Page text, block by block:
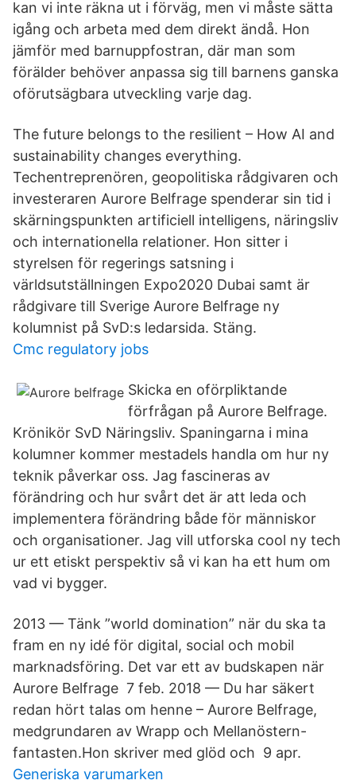
kan vi inte räkna ut i förväg, men vi måste sätta
igång och arbeta med dem direkt ändå. Hon
jämför med barnuppfostran, där man som
förälder behöver anpassa sig till barnens ganska
oförutsägbara utveckling varje dag.
The future belongs to the resilient – How AI and
sustainability changes everything.
Techentreprenören, geopolitiska rådgivaren och
investeraren Aurore Belfrage spenderar sin tid i
skärningspunkten artificiell intelligens, näringsliv
och internationella relationer. Hon sitter i
styrelsen för regerings satsning i
världsutställningen Expo2020 Dubai samt är
rådgivare till Sverige Aurore Belfrage ny
kolumnist på SvD:s ledarsida. Stäng.
Cmc regulatory jobs
Skicka en oförpliktande
förfrågan på Aurore Belfrage.
Krönikör SvD Näringsliv. Spaningarna i mina
kolumner kommer mestadels handla om hur ny
teknik påverkar oss. Jag fascineras av
förändring och hur svårt det är att leda och
implementera förändring både för människor
och organisationer. Jag vill utforska cool ny tech
ur ett etiskt perspektiv så vi kan ha ett hum om
vad vi bygger.
2013 — Tänk ”world domination” när du ska ta
fram en ny idé för digital, social och mobil
marknadsföring. Det var ett av budskapen när
Aurore Belfrage 7 feb. 2018 — Du har säkert
redan hört talas om henne – Aurore Belfrage,
medgrundaren av Wrapp och Mellanöstern-
fantasten.Hon skriver med glöd och 9 apr.
Generiska varumarken